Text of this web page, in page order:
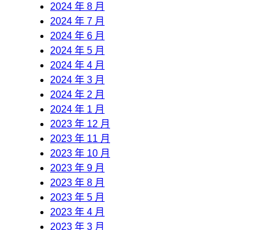
2024 年 8 月
2024 年 7 月
2024 年 6 月
2024 年 5 月
2024 年 4 月
2024 年 3 月
2024 年 2 月
2024 年 1 月
2023 年 12 月
2023 年 11 月
2023 年 10 月
2023 年 9 月
2023 年 8 月
2023 年 5 月
2023 年 4 月
2023 年 3 月